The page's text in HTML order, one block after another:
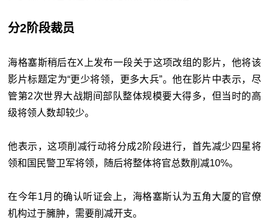
分2阶段裁员
海格塞斯稍后在X上发布一段关于这项改组的影片，他将该
影片标题定为“更少将领，更多大兵”。他在影片中表示，尽
管第2次世界大战期间部队整体规模要大得多，但当时的高
级将领人数却较少。
他表示，这项削减行动将分成2阶段进行，首先减少四星将
领和国民警卫军将领，随后将整体将官总数削减10%。
在今年1月的确认听证会上，海格塞斯认为五角大厦的官僚
机构过于臃肿，需要削减开支。